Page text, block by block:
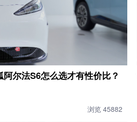
尔法S6怎么选才有性价比？
浏览 45882